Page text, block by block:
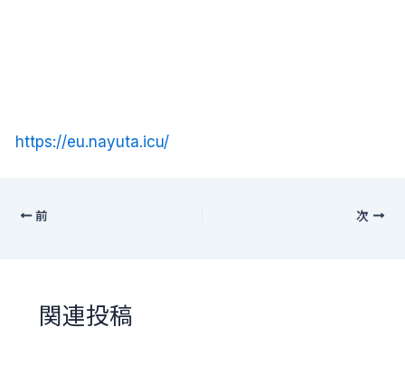
https://eu.nayuta.icu/
前 次
関連投稿